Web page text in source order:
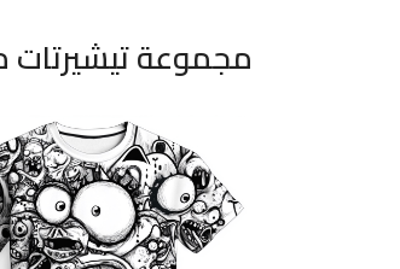
مجموعة تيشيرتات